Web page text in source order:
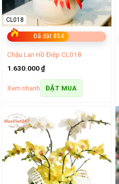
Đã đặt 854
CL018
Chậu Lan Hồ Điệp CL018
1.630.000₫
Xem nhanh ĐẶT MUA